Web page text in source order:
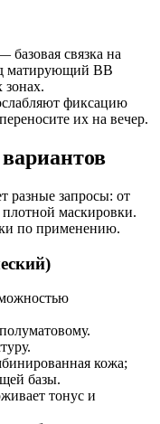
связка на
матирующий BB
зонах.
фиксацию
их на вечер.
разные запросы: от
маскировки.
по применению.
кожа;
базы.
тонус и